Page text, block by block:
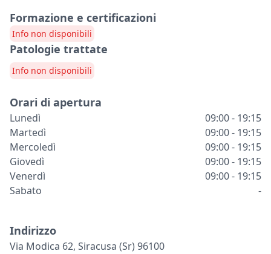
Formazione e certificazioni
Info non disponibili
Patologie trattate
Info non disponibili
Orari di apertura
Lunedì
09:00 - 19:15
Martedì
09:00 - 19:15
Mercoledì
09:00 - 19:15
Giovedì
09:00 - 19:15
Venerdì
09:00 - 19:15
Sabato
-
Indirizzo
Via Modica 62, Siracusa (sr) 96100